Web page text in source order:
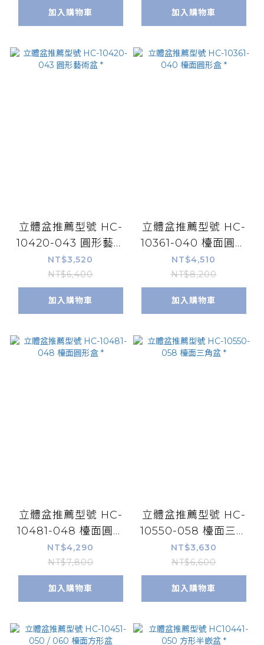
加入購物車 加入購物車
立體盆推薦型號 HC-
10420-043 圓形藝術
盆 *
NT$3,520
NT$6,400
加入購物車
立體盆推薦型號 HC-
10361-040 檯面圓形
盒 *
NT$4,510
NT$8,200
加入購物車
立體盆推薦型號 HC-
10481-048 檯面圓形
盒 *
NT$4,290
NT$7,800
加入購物車
立體盆推薦型號 HC-
10550-058 檯面三角
盆 *
NT$3,630
NT$6,600
加入購物車